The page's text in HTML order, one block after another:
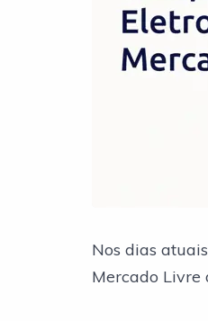
Nos dias
Mercado Livre